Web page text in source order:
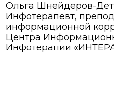
Ольга Шнейдеров-
Инфотерапевт,
информационной
Центра
Инфотерапии